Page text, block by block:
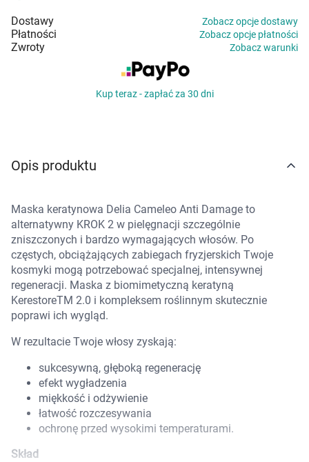
Zabawki
Marki
Dostawy Zobacz opcje dostawy
Płatności Zobacz opcje płatności
Zwroty Zobacz warunki
Kup teraz - zapłać za 30 dni
Opis produktu
Maska keratynowa Delia Cameleo Anti Damage to
alternatywny KROK 2 w pielęgnacji szczególnie
zniszczonych i bardzo wymagających włosów. Po
częstych, obciążających zabiegach fryzjerskich Twoje
kosmyki mogą potrzebować specjalnej, intensywnej
regeneracji. Maska z biomimetyczną keratyną
KerestoreTM 2.0 i kompleksem roślinnym skutecznie
poprawi ich wygląd.
W rezultacie Twoje włosy zyskają:
sukcesywną, głęboką regenerację
efekt wygładzenia
miękkość i odżywienie
łatwość rozczesywania
ochronę przed wysokimi temperaturami.
Skład